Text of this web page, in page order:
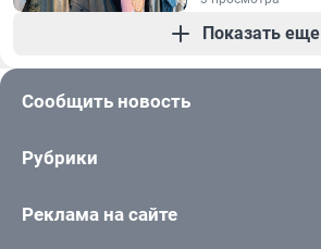
Показать еще
Сообщить новость
Рубрики
Реклама на сайте